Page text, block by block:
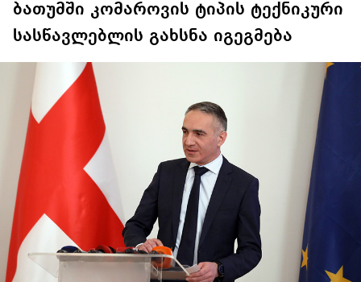
ბათუმში კომაროვის ტიპის ტექნიკური
სასწავლებლის გახსნა იგეგმება